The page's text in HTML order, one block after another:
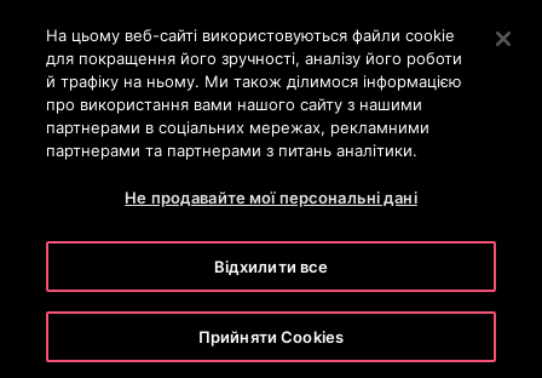
Натисніть клавішу Enter, щоб перейти до основного
ПОШУК
Kathy Hopinkah
Hannan
На цьому веб-сайті використовуються файли cookie
для покращення його зручності, аналізу його роботи
й трафіку на ньому. Ми також ділимося інформацією
про використання вами нашого сайту з нашими
партнерами в соціальних мережах, рекламними
партнерами та партнерами з питань аналітики.
Не продавайте мої персональні дані
Відхилити все
Прийняти Cookies